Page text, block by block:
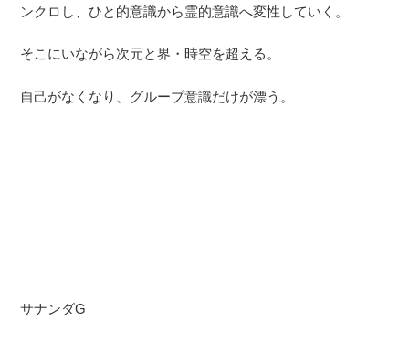
ンクロし、ひと的意識から霊的意識へ変性していく。
そこにいながら次元と界・時空を超える。
自己がなくなり、グループ意識だけが漂う。
サナンダG